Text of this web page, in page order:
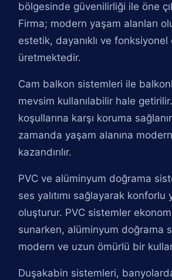
bölgesinde güvenilirliği ile öne
Firma; modern yaşam alanları
estetik, dayanıklı ve fonksiyonel
üretmektedir.
Cam balkon sistemleri ile
mevsim kullanılabilir hale
koşullarına karşı koruma
zamanda yaşam alanına
kazandırılır.
PVC ve alüminyum doğrama
ses yalıtımı sağlayarak konforlu
oluşturur. PVC sistemler
sunarken, alüminyum doğrama
modern ve uzun ömürlü bir
Duşakabin sistemleri,